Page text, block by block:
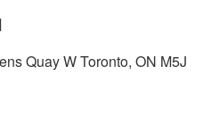
Quay W Toronto, ON M5J